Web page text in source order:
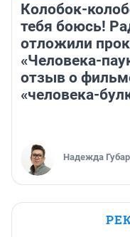
Колобок-
тебя боюсь!
отложили
«Человека-
отзыв о
«человека-
Надежда